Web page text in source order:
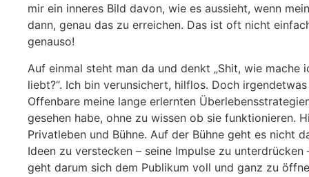
mir ein inneres Bild davon, wie es aussieht, wenn
dann, genau das zu erreichen. Das ist oft nicht
genauso!
Auf einmal steht man da und denkt „Shit, wie mache
liebt?“. Ich bin verunsichert, hilflos. Doch
Offenbare meine lange erlernten
gesehen habe, ohne zu wissen ob sie funktionieren.
Privatleben und Bühne. Auf der Bühne geht es nicht
Ideen zu verstecken – seine Impulse zu
geht darum sich dem Publikum voll und ganz zu